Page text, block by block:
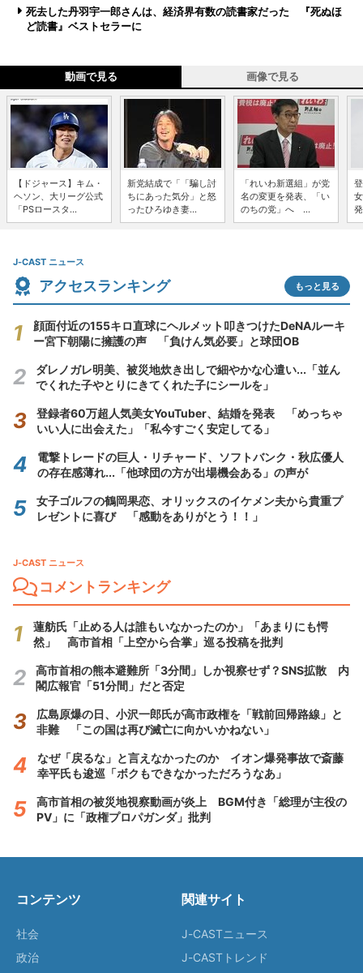
死去した丹羽宇一郎さんは、経済界有数の読書家だった 『死ぬほ
ど読書』ベストセラーに
動画で見る 画像で見る
【ドジャース】キム・
ヘソン、大リーグ公式
「PSロースタ...
新党結成で「「騙し討
ちにあった気分」と怒
ったひろゆき妻...
「れいわ新選組」が党
名の変更を発表、「い
のちの党」へ ...
J-CAST ニュース
アクセスランキング もっと見る
顔面付近の155キロ直球にヘルメット叩きつけたDeNAルーキ
ー宮下朝陽に擁護の声 「負けん気必要」と球団OB
ダレノガレ明美、被災地炊き出しで細やかな心遣い...「並ん
でくれた子やとりにきてくれた子にシールを」
登録者60万超人気美女YouTuber、結婚を発表 「めっちゃ
いい人に出会えた」「私今すごく安定してる」
電撃トレードの巨人・リチャード、ソフトバンク・秋広優人
の存在感薄れ...「他球団の方が出場機会ある」の声が
女子ゴルフの鶴岡果恋、オリックスのイケメン夫から貴重プ
レゼントに喜び 「感動をありがとう！！」
J-CAST ニュース
コメントランキング
蓮舫氏「止める人は誰もいなかったのか」「あまりにも愕
然」 高市首相「上空から合掌」巡る投稿を批判
高市首相の熊本避難所「3分間」しか視察せず？SNS拡散 内
閣広報官「51分間」だと否定
広島原爆の日、小沢一郎氏が高市政権を「戦前回帰路線」と
非難 「この国は再び滅亡に向かいかねない」
なぜ「戻るな」と言えなかったのか イオン爆発事故で斎藤
幸平氏も逡巡「ボクもできなかっただろうなあ」
高市首相の被災地視察動画が炎上 BGM付き「総理が主役の
PV」に「政権プロパガンダ」批判
コンテンツ
社会
政治
関連サイト
J-CASTニュース
J-CASTトレンド